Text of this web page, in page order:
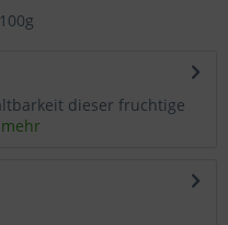
Bedürfnissen
dieser fruchtige
mehr